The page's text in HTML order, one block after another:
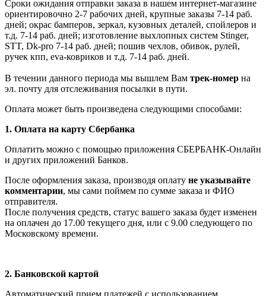
Сроки ожидания отправки заказа в нашем интернет-магазине
ориентировочно 2-7 рабочих дней, крупные заказы 7-14 раб.
дней; окрас бамперов, зеркал, кузовных деталей, спойлеров и
т.д. 7-14 раб. дней; изготовление выхлопных систем Stinger,
STT, Dk-pro 7-14 раб. дней; пошив чехлов, обивок, рулей,
ручек кпп, eva-ковриков и т.д. 7-14 раб. дней.
В течении данного периода мы вышлем Вам трек-номер на
эл. почту для отслеживания посылки в пути.
Оплата может быть произведена следующими способами:
1. Оплата на карту Сбербанка
Оплатить можно с помощью приложения СБЕРБАНК-Онлайн
и других приложений Банков.
После оформления заказа, производя оплату не указывайте
комментарии, мы сами поймем по сумме заказа и ФИО
отправителя.
После получения средств, статус вашего заказа будет изменен
на оплачен до 17.00 текущего дня, или с 9.00 следующего по
Московскому времени.
2. Банковской картой
Автоматический прием платежей с использованием